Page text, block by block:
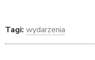
i
s
Tagi: wydarzenia